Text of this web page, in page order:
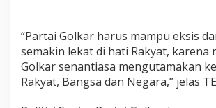
“Partai Golkar harus mampu eksis
semakin lekat di hati Rakyat, karena
Golkar senantiasa mengutamakan
Rakyat, Bangsa dan Negara,” jelas